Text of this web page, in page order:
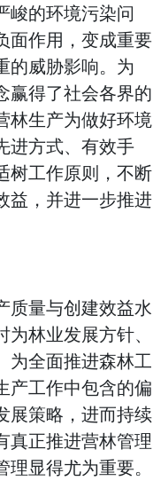
峻的环境污染问
面作用，变成重要
的威胁影响。为
赢得了社会各界的
林生产为做好环境
进方式、有效手
树工作原则，不断
益，并进一步推进
质量与创建效益水
林业发展方针、
为全面推进森林工
产工作中包含的偏
展策略，进而持续
真正推进营林管理
显得尤为重要。